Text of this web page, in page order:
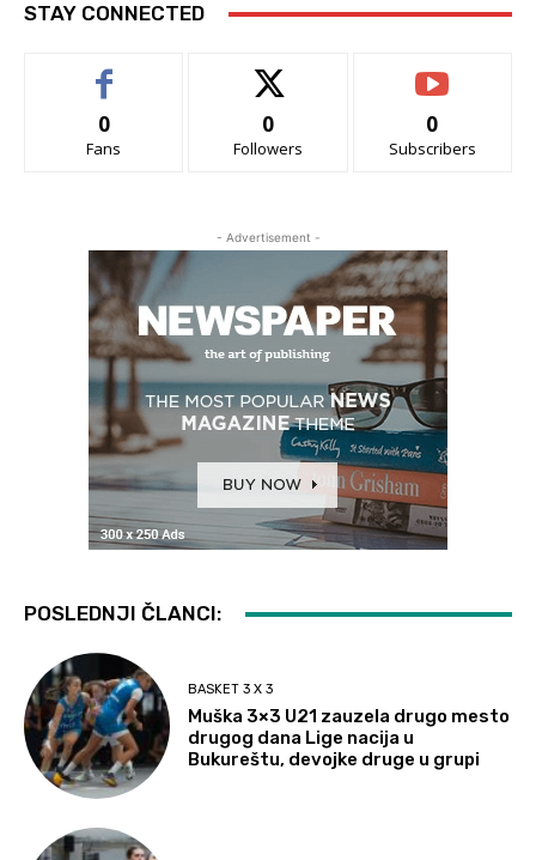
STAY CONNECTED
0
Fans
0
Followers
0
Subscribers
- Advertisement -
POSLEDNJI ČLANCI:
BASKET 3 X 3
Muška 3×3 U21 zauzela drugo mesto
drugog dana Lige nacija u
Bukureštu, devojke druge u grupi